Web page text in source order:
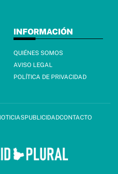
INFORMACIÓN
QUIÉNES SOMOS
AVISO LEGAL
POLÍTICA DE PRIVACIDAD
PUBLICIDADCONTACTO